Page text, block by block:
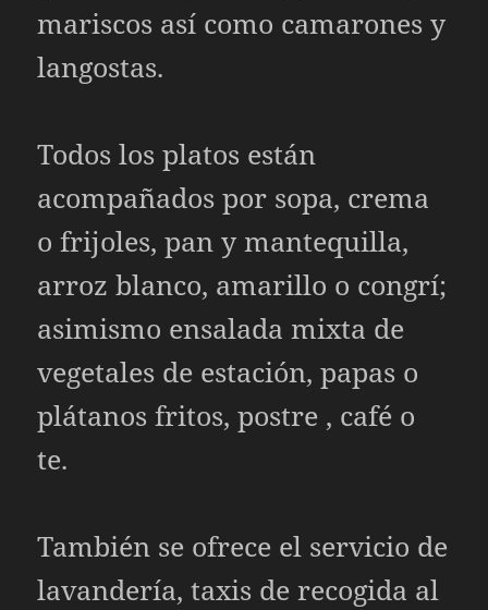
mariscos así como camarones y
langostas.
Todos los platos están
acompañados por sopa, crema
o frijoles, pan y mantequilla,
arroz blanco, amarillo o congrí;
asimismo ensalada mixta de
vegetales de estación, papas o
plátanos fritos, postre , café o
te.
También se ofrece el servicio de
lavandería, taxis de recogida al